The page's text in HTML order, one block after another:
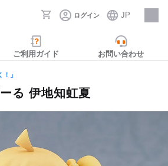
ログイン JP
採用情報
ご利用ガイド お問い合わせ
」
る 伊地知虹夏